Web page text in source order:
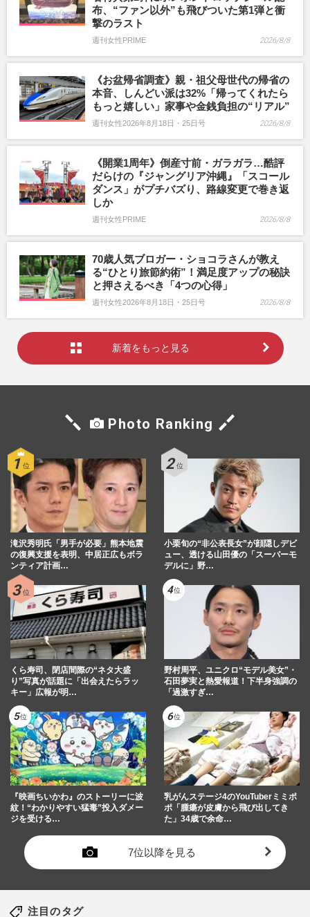
布、“ファン以外”も飛びついた第1弾と衝
撃のラスト
週刊女性PRIME 2026/8/8
《お盆帰省調査》親・祖父母世代の帰省の
本音、しんどい派は32%「帰ってくれたら
もっと嬉しい」家事や金銭負担の“リアル”
週刊女性2026年8月18日・25日号 2026/8/8
《開業1周年》倒産寸前・ガラガラ…酷評
だらけの『ジャングリア沖縄』「スコール
ダンス」がプチバズり、路線変更で巻き返
しか
週刊女性PRIME 2026/8/8
70歳人気ブロガー・ショコラさんが教え
る“ひとり旅節約術”！満足度アップの秘訣
と押さえるべき「4つの心得」
週刊女性2026年8月18日・25日号 2026/8/8
新着をもっと見る
Photo Ranking
滝沢秀明氏「男手が必要」熊本地震
の復興支援を表明、中居正広もボラ
ンティア計画…
小栗旬の“非公表長女”が顔隠しデビ
ュー、透ける山田優の「スーパーモ
デルに」野…
くら寿司、閉店間際の“ネタ大盛
り”写真が話題に「出会えたらラッ
キー」広報が明…
野村周平、ユニクロ“モデル美女”・
石田夢実と熱愛報道！下半身強調の
「過激すぎ…
『映画ちいかわ』のストーリーに波
紋！“わかりやすい猛毒”投入ダメー
ジを受ける…
乳がんステージ4のYouTuberミミポ
ポ「腫瘍が皮膚から飛び出してき
た」34歳で余命…
7位以降を見る
注目のタグ